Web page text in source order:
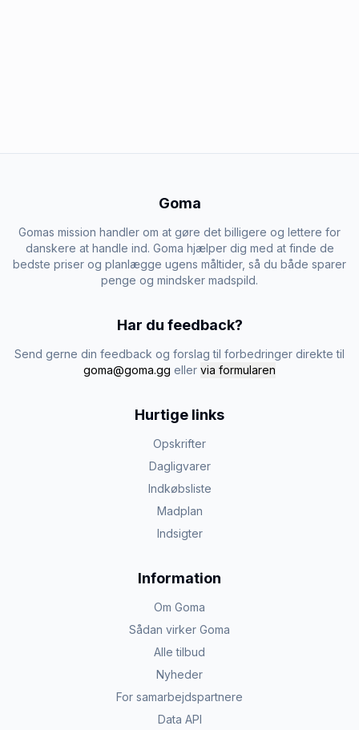
Goma
Gomas mission handler om at gøre det billigere og lettere for
danskere at handle ind. Goma hjælper dig med at finde de
bedste priser og planlægge ugens måltider, så du både sparer
penge og mindsker madspild.
Har du feedback?
Send gerne din feedback og forslag til forbedringer direkte til
goma@goma.gg eller via formularen
Hurtige links
Opskrifter
Dagligvarer
Indkøbsliste
Madplan
Indsigter
Information
Om Goma
Sådan virker Goma
Alle tilbud
Nyheder
For samarbejdspartnere
Data API